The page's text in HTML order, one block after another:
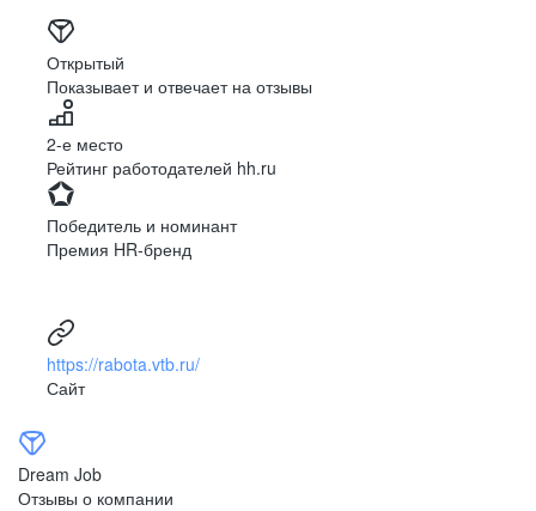
Открытый
Показывает и отвечает на отзывы
2-е место
Рейтинг работодателей hh.ru
Победитель и номинант
Премия HR-бренд
https://rabota.vtb.ru/
Сайт
Dream Job
Отзывы о компании